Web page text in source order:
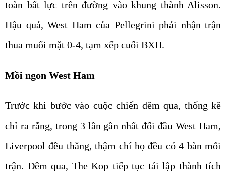
toàn bất lực trên đường vào khung thành Alisson.
Hậu quả, West Ham của Pellegrini phải nhận trận
thua muối mặt 0-4, tạm xếp cuối BXH.
Mồi ngon West Ham
Trước khi bước vào cuộc chiến đêm qua, thống kê
chỉ ra rằng, trong 3 lần gần nhất đối đầu West Ham,
Liverpool đều thắng, thậm chí họ đều có 4 bàn mỗi
trận. Đêm qua, The Kop tiếp tục tái lập thành tích